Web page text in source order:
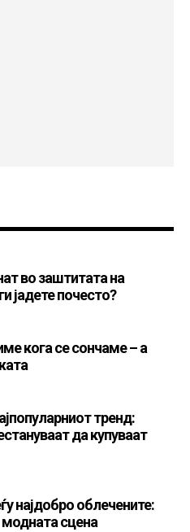
во заштитата на
јадете почесто?
кога се сончаме – а
тренд:
да купуваат
најдобро облечените:
модната сцена